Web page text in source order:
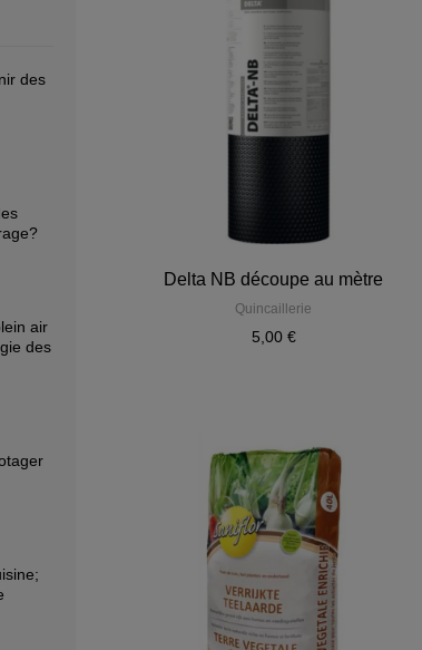
des
air
des
Delta NB découpe au mètre
Quincaillerie
5,00 €